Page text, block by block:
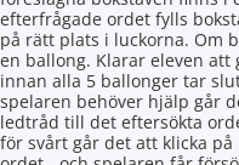
efterfrågade ordet fylls
på rätt plats i luckorna. Om
en ballong. Klarar eleven
innan alla 5 ballonger tar
spelaren behöver hjälp går
ledtråd till det eftersökta
för svårt går det att klicka